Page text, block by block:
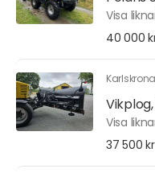
Visa
40 000
Karlskrona
Vikplog,
Visa
37 500 kr